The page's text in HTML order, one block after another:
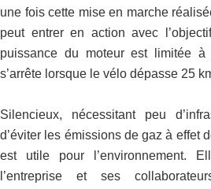
une fois cette mise en marche
peut entrer en action avec
puissance du moteur est
limitée
s’arrête lorsque le vélo dépasse 25
Silencieux, nécessitant peu
d’éviter les émissions de gaz à effet
est utile pour l’environnement.
l’entreprise et ses